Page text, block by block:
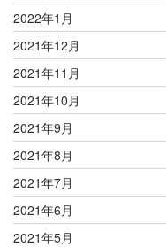
2022年1月
2021年12月
2021年11月
2021年10月
2021年9月
2021年8月
2021年7月
2021年6月
2021年5月